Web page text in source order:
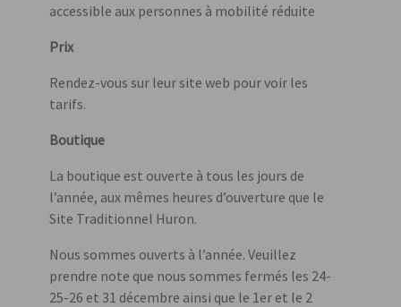
accessible aux personnes à mobilité réduite
Prix
Rendez-vous sur leur site web pour voir les
tarifs.
Boutique
La boutique est ouverte à tous les jours de
l’année, aux mêmes heures d’ouverture que le
Site Traditionnel Huron.
Nous sommes ouverts à l’année. Veuillez
prendre note que nous sommes fermés les 24-
25-26 et 31 décembre ainsi que le 1er et le 2